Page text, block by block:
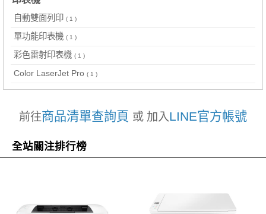
自動雙面列印 ( 1 )
單功能印表機 ( 1 )
彩色雷射印表機 ( 1 )
Color LaserJet Pro ( 1 )
前往商品清單查詢頁 或 加入LINE官方帳號
全站關注排行榜